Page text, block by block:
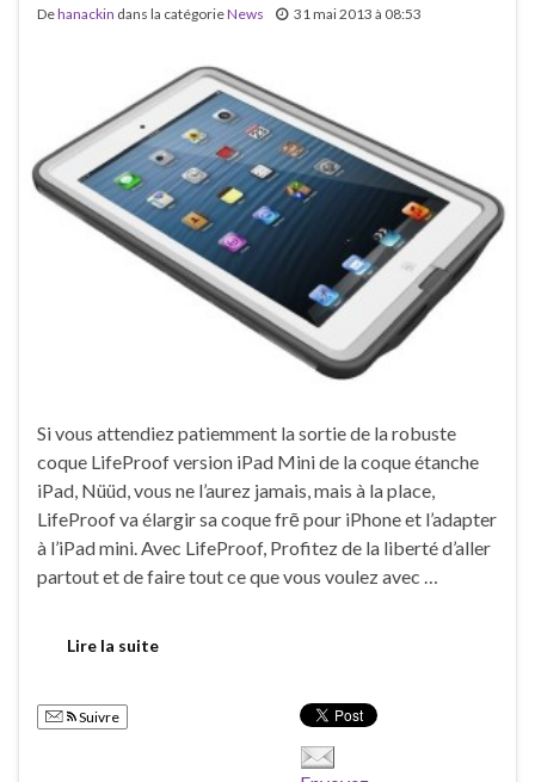
Dehanackin dans la catégorieNews 31 mai 2013 à 08:53
Si vous attendiez patiemment la sortie de la robuste
coque LifeProof version iPad Mini de la coque étanche
iPad, Nüüd, vous ne l’aurez jamais, mais à la place,
LifeProof va élargir sa coque frē pour iPhone et l’adapter
à l’iPad mini. Avec LifeProof, Profitez de la liberté d’aller
partout et de faire tout ce que vous voulez avec …
Lire la suite
Suivre